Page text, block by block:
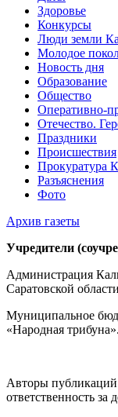
Здоровье
Конкурсы
Люди земли
Молодое
Новость дня
Образование
Общество
Оперативно-
Отечество.
Праздники
Происшествия
Прокуратура
Разъяснения
Фото
Архив газеты
Учредители
Администрация
Саратовской
Муниципальное
«Народная трибуна».
Авторы
ответственность за